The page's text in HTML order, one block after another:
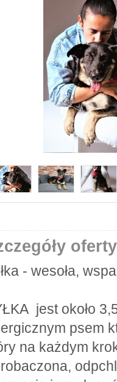
- wesoła,
jest około
psem
na każdym